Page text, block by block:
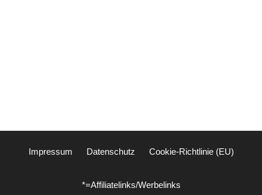
Impressum Datenschutz Cookie-Richtlinie (EU)
*=Affiliatelinks/Werbelinks